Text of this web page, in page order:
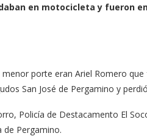
en motocicleta y fueron
porte eran Ariel Romero
San José de Pergamino y
Policía de Destacamento El
de Pergamino.